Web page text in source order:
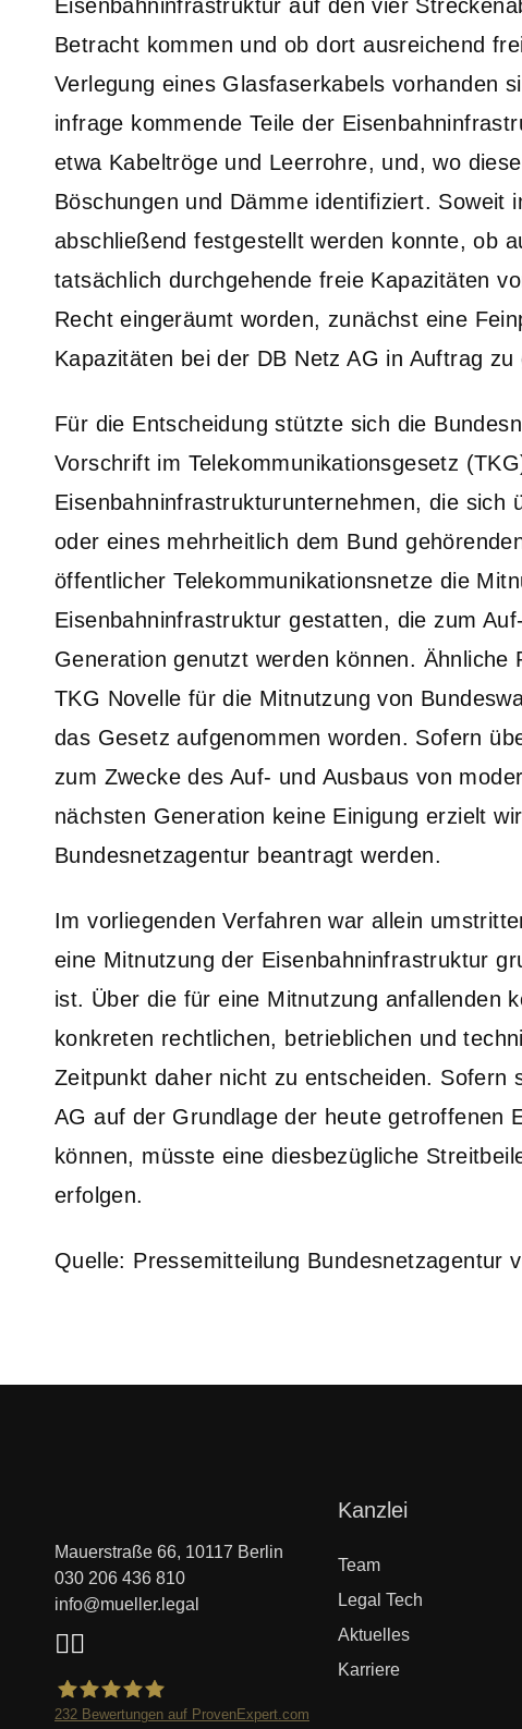
Eisenbahninfrastruktur auf den vier
Betracht kommen und ob dort ausreichend
Verlegung eines Glasfaserkabels vorhanden
infrage kommende Teile der
etwa Kabeltröge und Leerrohre, und, wo
Böschungen und Dämme identifiziert. Soweit
abschließend festgestellt werden konnte, ob
tatsächlich durchgehende freie Kapazitäten
Recht eingeräumt worden, zunächst eine
Kapazitäten bei der DB Netz AG in Auftrag zu
Für die Entscheidung stützte sich die
Vorschrift im Telekommunikationsgesetz
Eisenbahninfrastrukturunternehmen, die sich
oder eines mehrheitlich dem Bund
öffentlicher Telekommunikationsnetze die
Eisenbahninfrastruktur gestatten, die zum
Generation genutzt werden können.
TKG Novelle für die Mitnutzung von
das Gesetz aufgenommen worden. Sofern
zum Zwecke des Auf- und Ausbaus von
nächsten Generation keine Einigung erzielt
Bundesnetzagentur beantragt werden.
Im vorliegenden Verfahren war allein
eine Mitnutzung der Eisenbahninfrastruktur
ist. Über die für eine Mitnutzung anfallenden
konkreten rechtlichen, betrieblichen und
Zeitpunkt daher nicht zu entscheiden. Sofern
AG auf der Grundlage der heute getroffenen
können, müsste eine diesbezügliche
erfolgen.
Quelle: Pressemitteilung Bundesnetzagentur
Mauerstraße 66, 10117 Berlin
030 206 436 810
info@mueller.legal
232 Bewertungen auf ProvenExpert.com
Navigation
Kanzlei
Team
Legal Tech
Aktuelles
Karriere